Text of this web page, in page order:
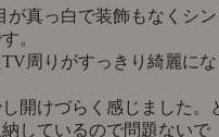
真っ白で装飾もなくシン
。
周りがすっきり綺麗にな
開けづらく感じました。
しているので問題ないで